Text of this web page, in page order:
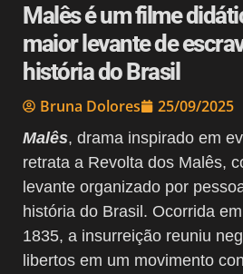
Malês é um filme
maior levante de
história do Brasil
Bruna Dolores 25/09/2025
Malês, drama inspirado em
retrata a Revolta dos Malês,
levante organizado por
história do Brasil. Ocorrida
1835, a insurreição reuniu
libertos em um movimento